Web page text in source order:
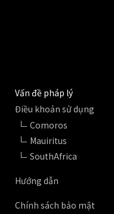
Vấn đề pháp lý
Điều khoản sử dụng
Comoros
Mauiritus
SouthAfrica
Hướng dẫn
Chính sách bảo mật